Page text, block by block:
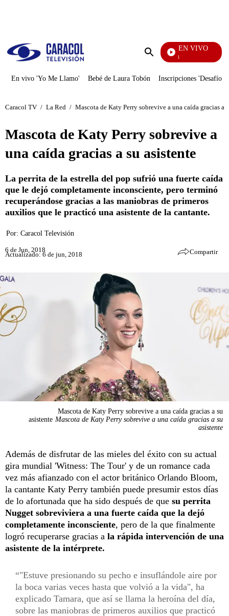
Enviar
EN VIVO
Noticias Caracol
En vivo 'Yo Me Llamo' Bebé de Laura Tobón Inscripciones 'Desafío'
Caracol TV / La Red / Mascota de Katy Perry sobrevive a una caída gracias a
Mascota de Katy Perry sobrevive a
una caída gracias a su asistente
La perrita de la estrella del pop sufrió una fuerte caída
que le dejó completamente inconsciente, pero terminó
recuperándose gracias a las maniobras de primeros
auxilios que le practicó una asistente de la cantante.
Por: Caracol Televisión
6 de Jun, 2018
Actualizado: 6 de jun, 2018 Compartir
Mascota de Katy Perry sobrevive a una caída gracias a su
asistente Mascota de Katy Perry sobrevive a una caída gracias a su
asistente
Además de disfrutar de las mieles del éxito con su actual
gira mundial 'Witness: The Tour' y de un romance cada
vez más afianzado con el actor británico Orlando Bloom,
la cantante Katy Perry también puede presumir estos días
de lo afortunada que ha sido después de que su perrita
Nugget sobreviviera a una fuerte caída que la dejó
completamente inconsciente, pero de la que finalmente
logró recuperarse gracias a la rápida intervención de una
asistente de la intérprete.
"Estuve presionando su pecho e insuflándole aire por
la boca varias veces hasta que volvió a la vida", ha
explicado Tamara, que así se llama la heroína del día,
sobre las maniobras de primeros auxilios que practicó